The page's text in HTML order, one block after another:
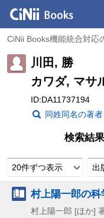
CiNii Books機能統合対応
川田, 勝
カワダ, マサ
ID:DA11737194
同姓同名の著
検索結果
20件ずつ表示 出
村上陽一郎の
村上陽一郎 [ほか]